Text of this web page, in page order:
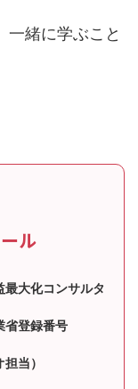
一緒に学ぶこと
ル
最大化コンサルタ
省登録番号
当）